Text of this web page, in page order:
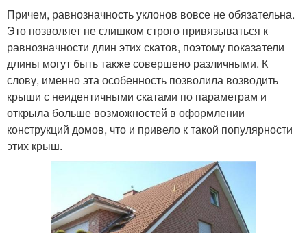
Причем, равнозначность уклонов вовсе не обязательна.
Это позволяет не слишком строго привязываться к
равнозначности длин этих скатов, поэтому показатели
длины могут быть также совершено различными. К
слову, именно эта особенность позволила возводить
крыши с неидентичными скатами по параметрам и
открыла больше возможностей в оформлении
конструкций домов, что и привело к такой популярности
этих крыш.